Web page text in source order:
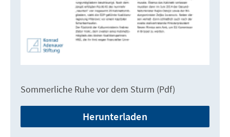
Sommerliche Ruhe vor dem Sturm (Pdf)
Herunterladen